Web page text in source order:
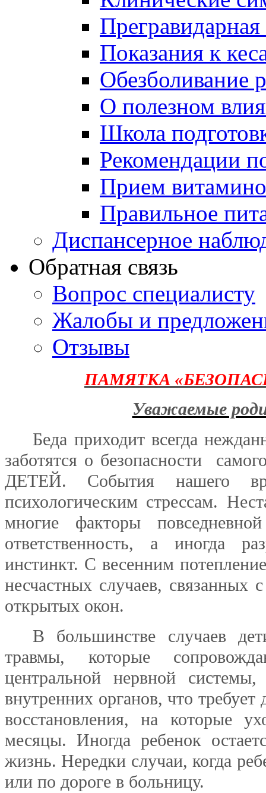
Прегравидарная
Показания к
Обезболивание
О полезном
Школа
Рекомендации
Прием
Правильное
Диспансерное
Обратная связь
Вопрос специалисту
Жалобы и
Отзывы
ПАМЯТКА
Уважаемые
Беда приходит всегда
заботятся о безопасности
ДЕТЕЙ. События нашего
психологическим стрессам.
многие факторы
ответственность, а иногда
инстинкт. С весенним
несчастных случаев, связанных
открытых окон.
В большинстве случаев
травмы, которые
центральной нервной системы,
внутренних органов, что требует
восстановления, на которые
месяцы. Иногда ребенок
жизнь. Нередки случаи, когда
или по дороге в больницу.